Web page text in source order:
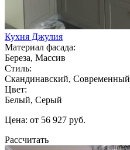
Кухня Джулия
Материал фасада:
Береза, Массив
Стиль:
Скандинавский, Современный
Цвет:
Белый, Серый
Цена: от 56 927 руб.
Рассчитать